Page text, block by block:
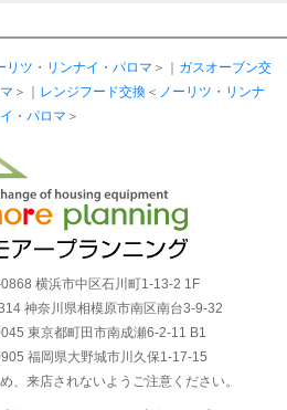
リツ ・ リンナイ ・ パロマ ＞｜ ガスオーブン交
＞｜ レンジフード交換 ＜ ノーリツ ・ リンナ
イ ・ パロマ ＞
横浜市中区石川町1-13-2 1F
神奈川県相模原市南区南台3-9-32
東京都町田市南成瀬6-2-11 B1
福岡県大野城市川久保1-17-15
、来店されないようご注意ください。